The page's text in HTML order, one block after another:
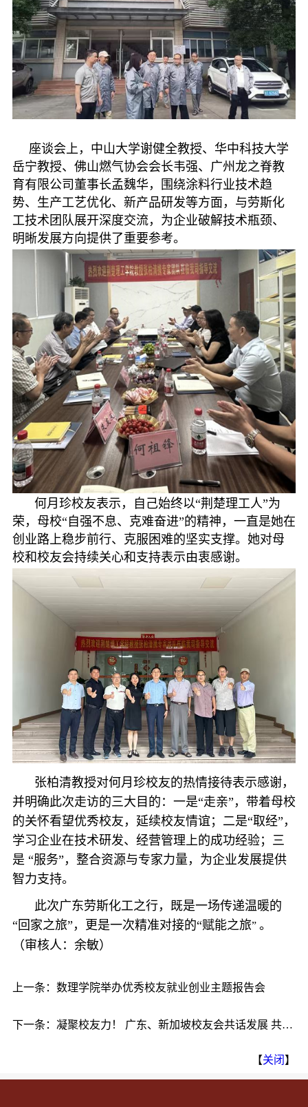
座谈会上，中山大学谢健全教授、华中科技大学
岳宁教授、佛山燃气协会会长韦强、广州龙之脊教
育有限公司董事长孟魏华，围绕涂料行业技术趋
势、生产工艺优化、新产品研发等方面，与劳斯化
工技术团队展开深度交流，为企业破解技术瓶颈、
明晰发展方向提供了重要参考。
何月珍校友表示，自己始终以“荆楚理工人”为
荣，母校“自强不息、克难奋进”的精神，一直是她在
创业路上稳步前行、克服困难的坚实支撑。她对母
校和校友会持续关心和支持表示由衷感谢。
张柏清教授对何月珍校友的热情接待表示感谢，
并明确此次走访的三大目的：一是“走亲”，带着母校
的关怀看望优秀校友，延续校友情谊；二是“取经”，
学习企业在技术研发、经营管理上的成功经验；三
是 “服务”，整合资源与专家力量，为企业发展提供
智力支持。
此次广东劳斯化工之行，既是一场传递温暖的
“回家之旅”，更是一次精准对接的“赋能之旅” 。
（审核人：余敏）
上一条： 数理学院举办优秀校友就业创业主题报告会
下一条： 凝聚校友力！ 广东、新加坡校友会共话发展 共拓
【关闭 】